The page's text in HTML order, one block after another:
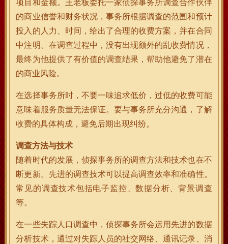
项目和金额。王老板委托一家侦探事务所调查合作伙伴
的商业信誉和财务状况，事务所根据调查的范围和预计
投入的人力、时间，给出了合理的收费方案，并在合同
中注明。在调查过程中，没有出现额外的乱收费情况，
最终为他提供了有价值的调查结果，帮助他避免了潜在
的商业风险。
在选择事务所时，不要一味追求低价，过低的收费可能
意味着服务质量无法保证。要与事务所充分沟通，了解
收费的具体构成，避免后期出现纠纷。
调查方法与技术
随着时代的发展，侦探事务所的调查方法和技术也在不
断更新。先进的调查技术可以提高调查效率和准确性。
常见的调查技术包括电子监控、数据分析、背景调查
等。
在一些失踪人口调查中，侦探事务所会运用先进的数据
分析技术，通过对失踪人员的社交网络、通讯记录、消